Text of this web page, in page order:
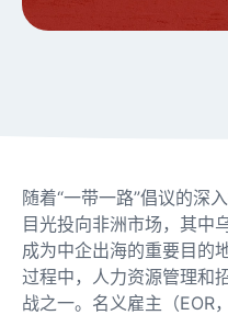
随着“一带一路”倡议的深
目光投向非洲市场，其中
成为中企出海的重要目的
过程中，人力资源管理和
战之一。名义雇主（